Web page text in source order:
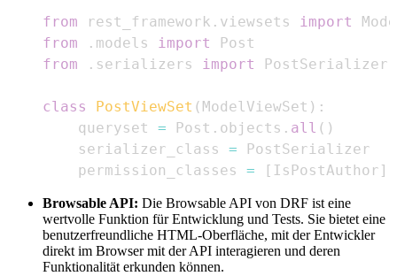
from rest_framework . viewsets import
from
. models import
from
. serializers import
class PostViewSet ( ModelViewSet ) :
    queryset
= Post . objects . all ( )
    serializer_class
=
    permission_classes
= [ IsPostAuthor ]
Browsable API: Die Browsable API von DRF ist eine
wertvolle Funktion für Entwicklung und Tests. Sie bietet eine
benutzerfreundliche HTML-Oberfläche, mit der Entwickler
direkt im Browser mit der API interagieren und deren
Funktionalität erkunden können.